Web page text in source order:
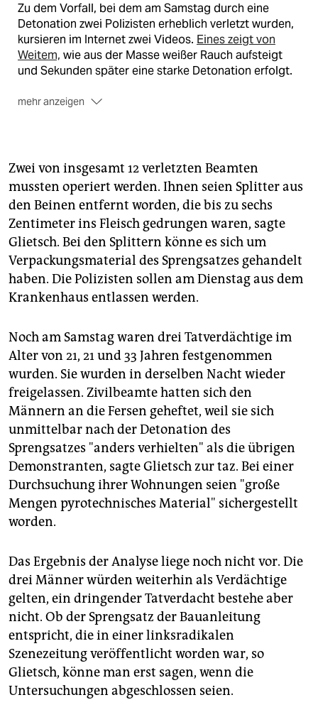
Zu dem Vorfall, bei dem am Samstag durch eine
Detonation zwei Polizisten erheblich verletzt wurden,
kursieren im Internet zwei Videos. Eines zeigt von
Weitem, wie aus der Masse weißer Rauch aufsteigt
und Sekunden später eine starke Detonation erfolgt.
mehr anzeigen
aufgeheizt. Es gibt zunächst zwei Knallgeräusche, auf
die weißer Rauch folgt. Mit deutlicher Wucht und
erkennbarem Funkenschlag folgt dann am linken
Vorderreifen eines am Seitenrand parkenden Autos
eine starke Detonation. Einzelne Splitter fliegen durch
den Rauch. Ob es sich dabei um Plastiksplitter des
Autos oder um andere Kleinteile handelt, ist auf dem
Video nicht zu erkennen. Auch die Frage, um welche
Art von Sprengsatz es sich handeln könnte, lässt sich
anhand des Videos nicht eindeutig beantworten.
Zwei von insgesamt 12 verletzten Beamten
mussten operiert werden. Ihnen seien Splitter aus
den Beinen entfernt worden, die bis zu sechs
Zentimeter ins Fleisch gedrungen waren, sagte
Glietsch. Bei den Splittern könne es sich um
Verpackungsmaterial des Sprengsatzes gehandelt
haben. Die Polizisten sollen am Dienstag aus dem
Krankenhaus entlassen werden.
Noch am Samstag waren drei Tatverdächtige im
Alter von 21, 21 und 33 Jahren festgenommen
wurden. Sie wurden in derselben Nacht wieder
freigelassen. Zivilbeamte hatten sich den
Männern an die Fersen geheftet, weil sie sich
unmittelbar nach der Detonation des
Sprengsatzes "anders verhielten" als die übrigen
Demonstranten, sagte Glietsch zur taz. Bei einer
Durchsuchung ihrer Wohnungen seien "große
Mengen pyrotechnisches Material" sichergestellt
worden.
Das Ergebnis der Analyse liege noch nicht vor. Die
drei Männer würden weiterhin als Verdächtige
gelten, ein dringender Tatverdacht bestehe aber
nicht. Ob der Sprengsatz der Bauanleitung
entspricht, die in einer linksradikalen
Szenezeitung veröffentlicht worden war, so
Glietsch, könne man erst sagen, wenn die
Untersuchungen abgeschlossen seien.